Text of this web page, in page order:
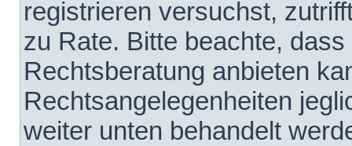
registrieren versuchst,
zu Rate. Bitte beachte,
Rechtsberatung anbieten
Rechtsangelegenheiten
weiter unten behandelt